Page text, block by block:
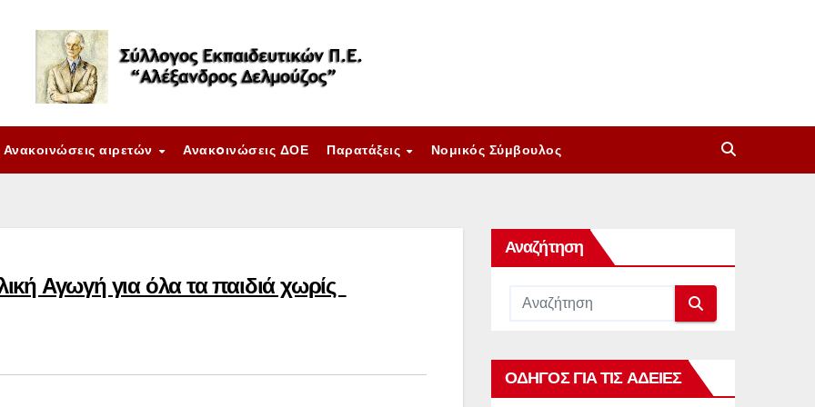
Ανακοινώσεις αιρετών Ανακoινώσεις ΔΟΕ Παρατάξεις Νομικός Σύμβουλος
Αγωγή για όλα τα παιδιά χωρίς
Αναζήτηση
ΟΔΗΓΟΣ ΓΙΑ ΤΙΣ ΑΔΕΙΕΣ